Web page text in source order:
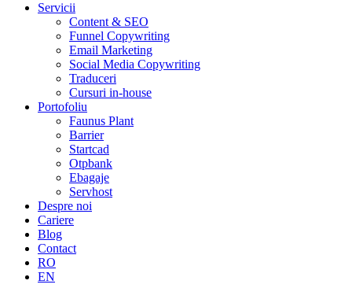
Servicii
Content & SEO
Funnel Copywriting
Email Marketing
Social Media Copywriting
Traduceri
Cursuri in-house
Portofoliu
Faunus Plant
Barrier
Startcad
Otpbank
Ebagaje
Servhost
Despre noi
Cariere
Blog
Contact
RO
EN